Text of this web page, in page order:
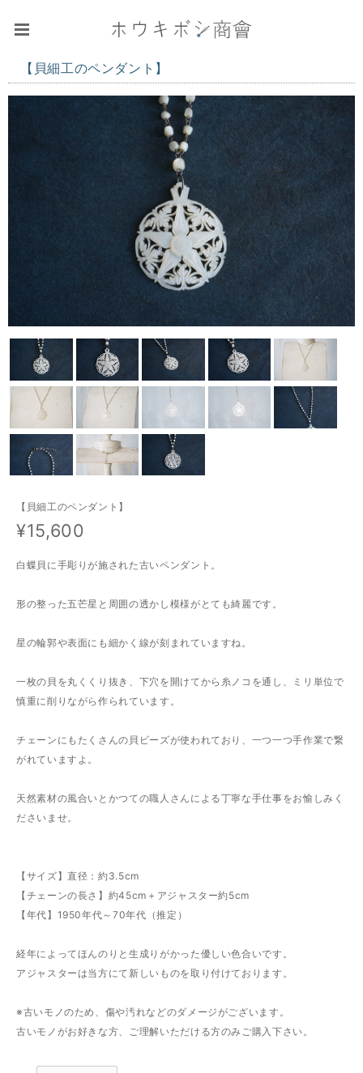
【貝細工のペンダント】
【貝細工のペンダント】
¥15,600
白蝶貝に手彫りが施された古いペンダント。
形の整った五芒星と周囲の透かし模様がとても綺麗です。
星の輪郭や表面にも細かく線が刻まれていますね。
一枚の貝を丸くくり抜き、下穴を開けてから糸ノコを通し、ミリ単位で
慎重に削りながら作られています。
チェーンにもたくさんの貝ビーズが使われており、一つ一つ手作業で繋
がれていますよ。
天然素材の風合いとかつての職人さんによる丁寧な手仕事をお愉しみく
ださいませ。
【サイズ】直径：約3.5cm
【チェーンの長さ】約45cm＋アジャスター約5cm
【年代】1950年代～70年代（推定）
経年によってほんのりと生成りがかった優しい色合いです。
アジャスターは当方にて新しいものを取り付けております。
※古いモノのため、傷や汚れなどのダメージがございます。
古いモノがお好きな方、ご理解いただける方のみご購入下さい。